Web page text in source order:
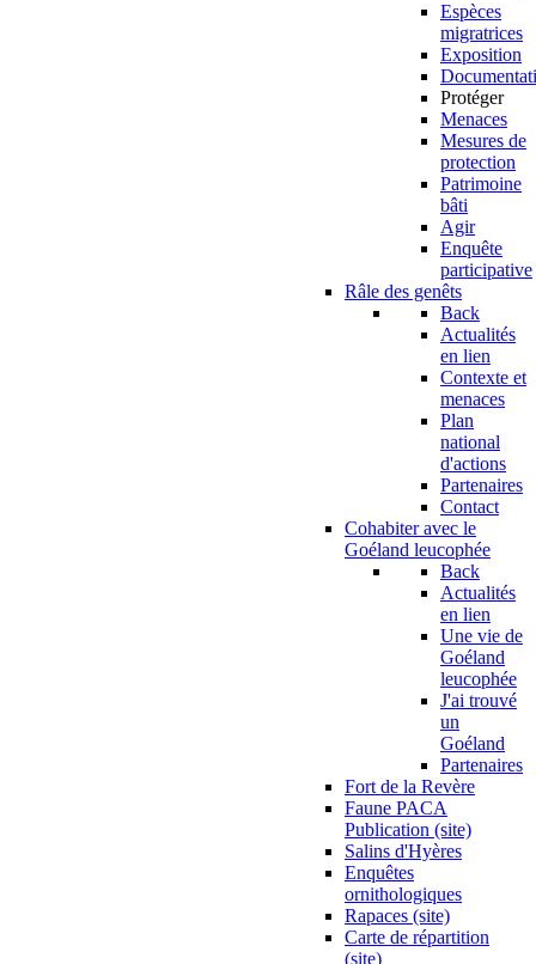
Espèces
migratrices
Exposition
Protéger
Menaces
Mesures de
protection
Patrimoine
bâti
Agir
Enquête
participative
Râle des genêts
Back
Actualités
en lien
Contexte et
menaces
Plan
national
d'actions
Partenaires
Contact
Cohabiter avec le
Goéland leucophée
Back
Actualités
en lien
Une vie de
Goéland
leucophée
J'ai trouvé
un
Goéland
Partenaires
Fort de la Revère
Faune PACA
Publication (site)
Salins d'Hyères
Enquêtes
ornithologiques
Rapaces (site)
Carte de répartition
(site)